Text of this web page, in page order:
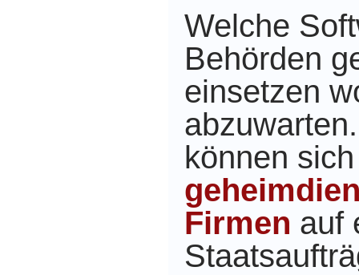
Welche
Behörden
einsetzen
können
Firmen auf